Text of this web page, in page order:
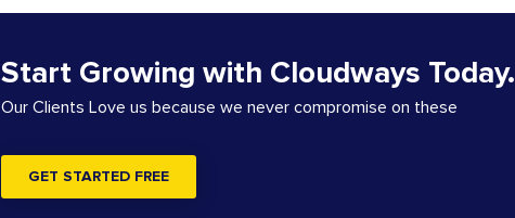
Start Growing with Cloudways Today.
Our Clients Love us because we never compromise on these
GET STARTED FREE